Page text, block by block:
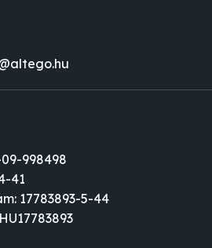
998498
41
17783893-5-44